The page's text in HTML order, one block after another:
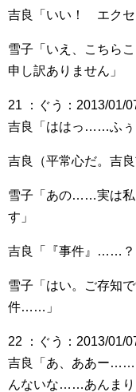
吉良「いい！ エクセ
雪子「いえ、こちら
申し訳ありません」
21 ：ぐう：2013/01/
吉良「ははっ……ふ
吉良（平常心だ。吉
雪子「あの……実は私
す」
吉良「『事件』……？
雪子「はい。ご存知
件……」
22 ：ぐう：2013/01/
吉良「あ、ああー……
んないな……あんま